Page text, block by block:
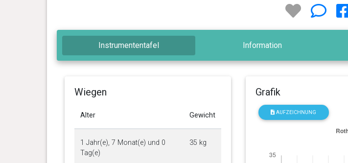
Instrumententafel Information
Wiegen
Alter Gewicht
1 Jahr(e), 7 Monat(e) und 0
Tag(e)
35 kg
Grafik
AUFZEICHNUNG